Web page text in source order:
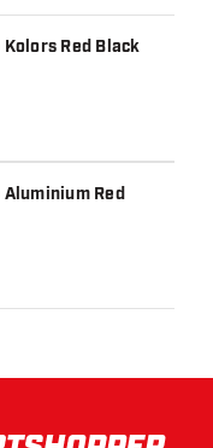
Kolors Red Black
Red